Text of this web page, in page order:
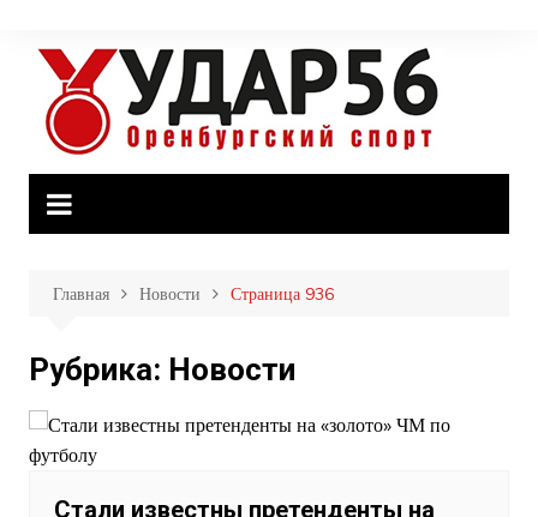
содержимому
Главная Новости Страница 936
Рубрика: Новости
Стали известны претенденты на